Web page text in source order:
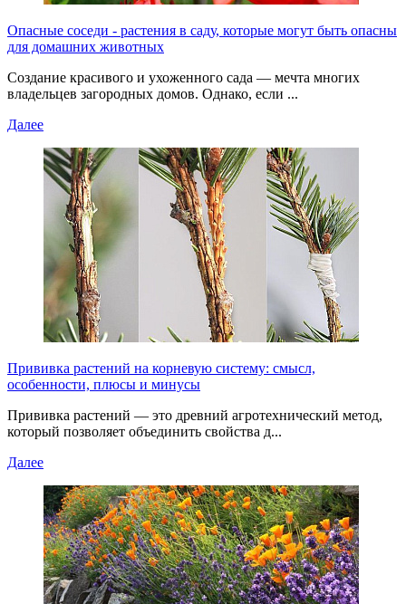
Опасные соседи - растения в саду, которые могут быть опасны
для домашних животных
Создание красивого и ухоженного сада — мечта многих
владельцев загородных домов. Однако, если ...
Далее
Прививка растений на корневую систему: смысл,
особенности, плюсы и минусы
Прививка растений — это древний агротехнический метод,
который позволяет объединить свойства д...
Далее